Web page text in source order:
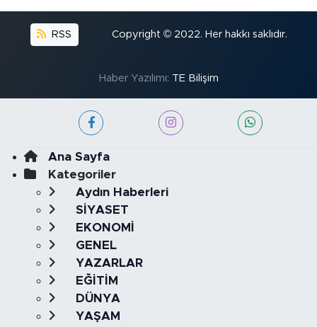
RSS Copyright © 2022. Her hakkı saklıdır.
Haber Yazılımı: TE Bilişim
Ana Sayfa
Kategoriler
Aydın Haberleri
SİYASET
EKONOMİ
GENEL
YAZARLAR
EĞİTİM
DÜNYA
YAŞAM